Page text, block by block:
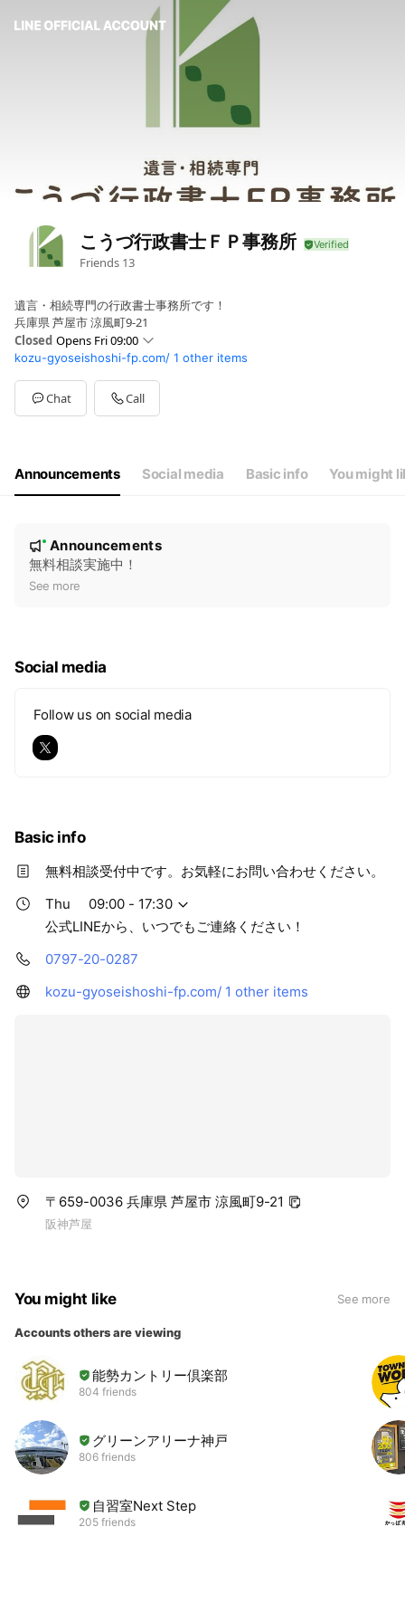
こうづ行政書士ＦＰ事務所
Friends 13
遺言・相続専門の行政書士事務所です！
兵庫県 芦屋市 涼風町9-21
Closed Opens Fri 09:00
SunClosed
Mon09:00 - 17:30
Tue09:00 - 17:30
Wed09:00 - 17:30
公式LINEから、いつでもご連絡ください！
kozu-gyoseishoshi-fp.com/ 1 other items
Chat Call
Announcements Social media Basic info You might
e
New
Announcements
無料相談実施中！
See more
Social media
Follow us on social media
Basic info
無料相談受付中です。お気軽にお問い合わせください。
Thu
09:00 - 17:30
公式LINEから、いつでもご連絡ください！
0797-20-0287
kozu-gyoseishoshi-fp.com/ 1 other items
〒659-0036 兵庫県 芦屋市 涼風町9-21
阪神芦屋
You might like See more
Accounts others are viewing
能勢カントリー倶楽部
804 friends
グリーンアリーナ神戸
806 friends
自習室Next Step
205 friends